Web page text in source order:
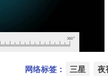
网络标签： 三星 夜